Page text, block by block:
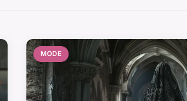
MODE